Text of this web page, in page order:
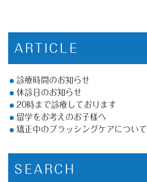
ARTICLE
診療時間のお知らせ
休診日のお知らせ
20時まで診療しております
留学をお考えのお子様へ
矯正中のブラッシングケアについて
SEARCH